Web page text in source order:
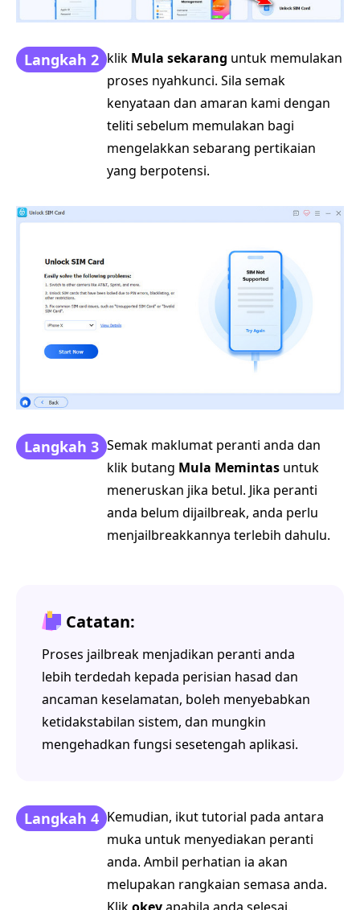
Langkah 2 klik Mula sekarang untuk memulakan
proses nyahkunci. Sila semak
kenyataan dan amaran kami dengan
teliti sebelum memulakan bagi
mengelakkan sebarang pertikaian
yang berpotensi.
Langkah 3 Semak maklumat peranti anda dan
klik butang Mula Memintas untuk
meneruskan jika betul. Jika peranti
anda belum dijailbreak, anda perlu
menjailbreakkannya terlebih dahulu.
Catatan:
Proses jailbreak menjadikan peranti anda
lebih terdedah kepada perisian hasad dan
ancaman keselamatan, boleh menyebabkan
ketidakstabilan sistem, dan mungkin
mengehadkan fungsi sesetengah aplikasi.
Langkah 4 Kemudian, ikut tutorial pada antara
muka untuk menyediakan peranti
anda. Ambil perhatian ia akan
melupakan rangkaian semasa anda.